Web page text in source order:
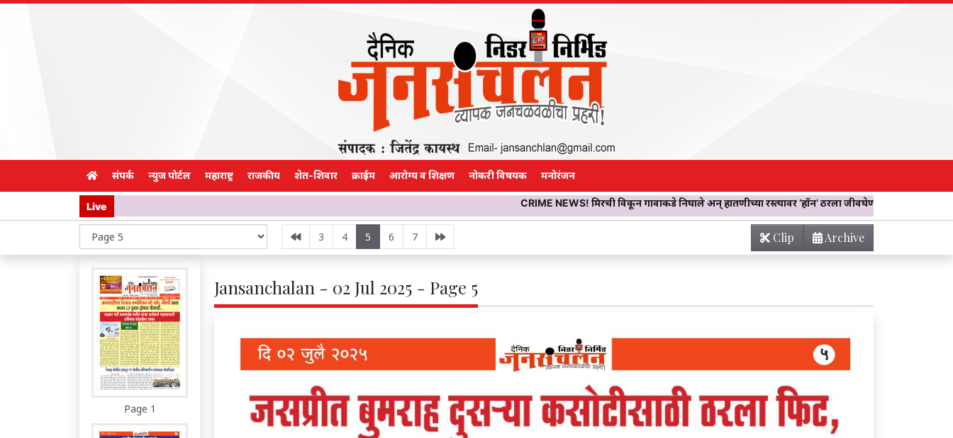
संपर्क न्युज पोर्टल महाराष्ट्र राजकीय शेत-शिवार क्राईम आरोग्य व शिक्षण नोकरी विषयक मनोरंजन
Live CRIME NEWS! मिरची विकून गावाकडे निघाले अन् हातणीच्या रस्त्यावर ‘हॉर्न’ ठरला जीवघेणा! दुचाकी आडवी लावत सहा
3 4 5 6 7 Archive
Clip
Page 1
Jansanchalan - 02 Jul 2025 - Page 5